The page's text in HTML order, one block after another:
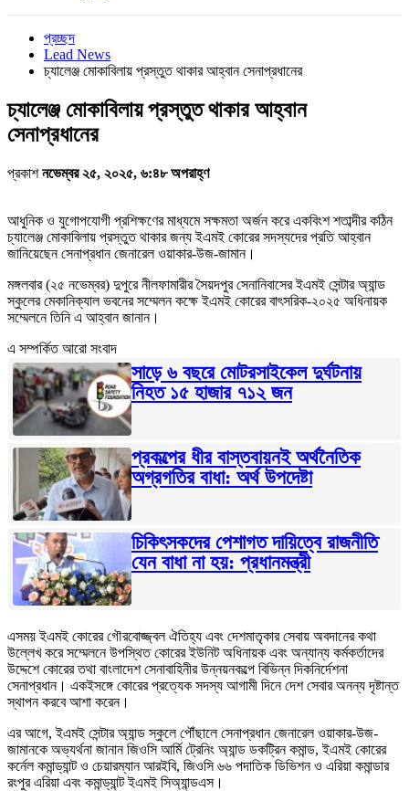
প্রচ্ছদ
Lead News
চ্যালেঞ্জ মোকাবিলায় প্রস্তুত থাকার আহ্বান সেনাপ্রধানের
চ্যালেঞ্জ মোকাবিলায় প্রস্তুত থাকার আহ্বান
সেনাপ্রধানের
প্রকাশনভেম্বর ২৫, ২০২৫, ৬:৪৮ অপরাহ্ণ
আধুনিক ও যুগোপযোগী প্রশিক্ষণের মাধ্যমে সক্ষমতা অর্জন করে একবিংশ শতাব্দীর কঠিন
চ্যালেঞ্জ মোকাবিলায় প্রস্তুত থাকার জন্য ইএমই কোরের সদস্যদের প্রতি আহ্বান
জানিয়েছেন সেনাপ্রধান জেনারেল ওয়াকার-উজ-জামান।
মঙ্গলবার (২৫ নভেম্বর) দুপুরে নীলফামারীর সৈয়দপুর সেনানিবাসের ইএমই সেন্টার অ্যান্ড
স্কুলের মেকানিক্যাল ভবনের সম্মেলন কক্ষে ইএমই কোরের বাৎসরিক-২০২৫ অধিনায়ক
সম্মেলনে তিনি এ আহ্বান জানান।
এ সম্পর্কিত আরো সংবাদ
সাড়ে ৬ বছরে মোটরসাইকেল দুর্ঘটনায়
নিহত ১৫ হাজার ৭১২ জন
প্রকল্পের ধীর বাস্তবায়নই অর্থনৈতিক
অগ্রগতির বাধা: অর্থ উপদেষ্টা
চিকিৎসকদের পেশাগত দায়িত্বে রাজনীতি
যেন বাধা না হয়: প্রধানমন্ত্রী
এসময় ইএমই কোরের গৌরবোজ্জ্বল ঐতিহ্য এবং দেশমাতৃকার সেবায় অবদানের কথা
উল্লেখ করে সম্মেলনে উপস্থিত কোরের ইউনিট অধিনায়ক এবং অন্যান্য কর্মকর্তাদের
উদ্দেশে কোরের তথা বাংলাদেশ সেনাবাহিনীর উন্নয়নকল্পে বিভিন্ন দিকনির্দেশনা
সেনাপ্রধান। একইসঙ্গে কোরের প্রত্যেক সদস্য আগামী দিনে দেশ সেবার অনন্য দৃষ্টান্ত
স্থাপন করবে আশা করেন।
এর আগে, ইএমই সেন্টার অ্যান্ড স্কুলে পৌঁছালে সেনাপ্রধান জেনারেল ওয়াকার-উজ-
জামানকে অভ্যর্থনা জানান জিওসি আর্মি ট্রেনিং অ্যান্ড ডকট্রিন কমান্ড, ইএমই কোরের
কর্নেল কমান্ড্যান্ট ও চেয়ারম্যান আরইবি, জিওসি ৬৬ পদাতিক ডিভিশন ও এরিয়া কমান্ডার
রংপুর এরিয়া এবং কমান্ড্যান্ট ইএমই সিঅ্যান্ডএস।